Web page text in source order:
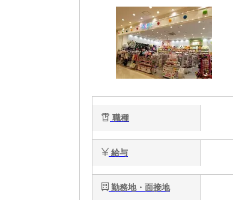
職種
給与
勤務地・面接地